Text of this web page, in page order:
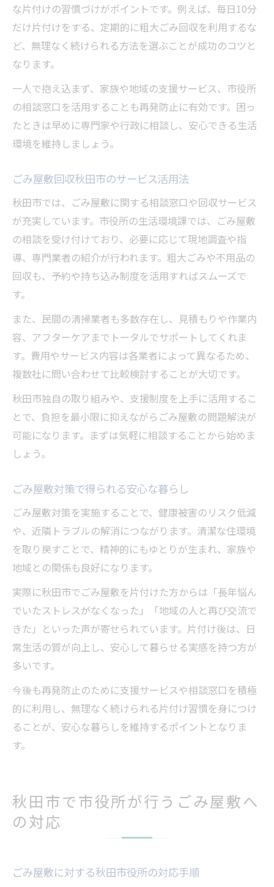
な片付けの習慣づけがポイントです。例えば、毎日10分
だけ片付けをする、定期的に粗大ごみ回収を利用するな
ど、無理なく続けられる方法を選ぶことが成功のコツと
なります。
一人で抱え込まず、家族や地域の支援サービス、市役所
の相談窓口を活用することも再発防止に有効です。困っ
たときは早めに専門家や行政に相談し、安心できる生活
環境を維持しましょう。
ごみ屋敷回収秋田市のサービス活用法
秋田市では、ごみ屋敷に関する相談窓口や回収サービス
が充実しています。市役所の生活環境課では、ごみ屋敷
の相談を受け付けており、必要に応じて現地調査や指
導、専門業者の紹介が行われます。粗大ごみや不用品の
回収も、予約や持ち込み制度を活用すればスムーズで
す。
また、民間の清掃業者も多数存在し、見積もりや作業内
容、アフターケアまでトータルでサポートしてくれま
す。費用やサービス内容は各業者によって異なるため、
複数社に問い合わせて比較検討することが大切です。
秋田市独自の取り組みや、支援制度を上手に活用するこ
とで、負担を最小限に抑えながらごみ屋敷の問題解決が
可能になります。まずは気軽に相談することから始めま
しょう。
ごみ屋敷対策で得られる安心な暮らし
ごみ屋敷対策を実施することで、健康被害のリスク低減
や、近隣トラブルの解消につながります。清潔な住環境
を取り戻すことで、精神的にもゆとりが生まれ、家族や
地域との関係も良好になります。
実際に秋田市でごみ屋敷を片付けた方からは「長年悩ん
でいたストレスがなくなった」「地域の人と再び交流で
きた」といった声が寄せられています。片付け後は、日
常生活の質が向上し、安心して暮らせる実感を持つ方が
多いです。
今後も再発防止のために支援サービスや相談窓口を積極
的に利用し、無理なく続けられる片付け習慣を身につけ
ることが、安心な暮らしを維持するポイントとなりま
す。
秋田市で市役所が行うごみ屋敷へ
の対応
ごみ屋敷に対する秋田市役所の対応手順